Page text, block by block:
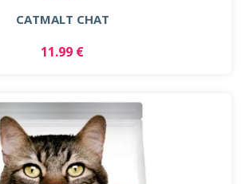
CATMALT CHAT
11.99 €